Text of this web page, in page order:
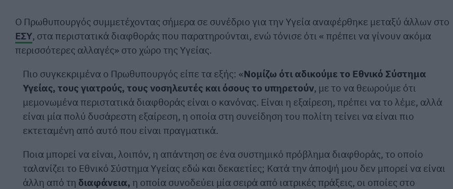
Ο Πρωθυπουργός συμμετέχοντας σήμερα σε συνέδριο για την Υγεία αναφέρθηκε μεταξύ άλλων στο
ΕΣΥ, στα περιστατικά διαφθοράς που παρατηρούνται, ενώ τόνισε ότι « πρέπει να γίνουν ακόμα
περισσότερες αλλαγές» στο χώρο της Υγείας.
Πιο συγκεκριμένα ο Πρωθυπουργός είπε τα εξής: «Νομίζω ότι αδικούμε το Εθνικό Σύστημα
Υγείας, τους γιατρούς, τους νοσηλευτές και όσους το υπηρετούν, με το να θεωρούμε ότι
μεμονωμένα περιστατικά διαφθοράς είναι ο κανόνας. Είναι η εξαίρεση, πρέπει να το λέμε, αλλά
είναι μία πολύ δυσάρεστη εξαίρεση, η οποία στη συνείδηση του πολίτη τείνει να είναι πιο
εκτεταμένη από αυτό που είναι πραγματικά.
Ποια μπορεί να είναι, λοιπόν, η απάντηση σε ένα συστημικό πρόβλημα διαφθοράς, το οποίο
ταλανίζει το Εθνικό Σύστημα Υγείας εδώ και δεκαετίες; Κατά την άποψή μου δεν μπορεί να είναι
άλλη από τη διαφάνεια, η οποία συνοδεύει μία σειρά από ιατρικές πράξεις, οι οποίες στο